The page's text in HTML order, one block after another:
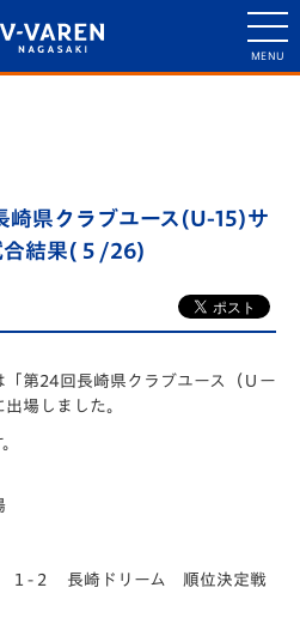
県クラブユース(U-15)サ
合結果(５/26)
「第24回長崎県クラブユース（Ｕー
場しました。
１-２ 長崎ドリーム 順位決定戦